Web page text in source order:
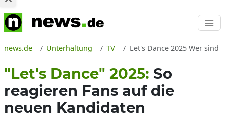
news.de Unterhaltung TV Let's Dance 2025 Wer sind
"Let's Dance" 2025: So
reagieren Fans auf die
neuen Kandidaten